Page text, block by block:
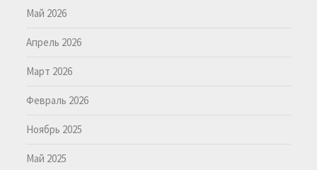
Май 2026
Апрель 2026
Март 2026
Февраль 2026
Ноябрь 2025
Май 2025